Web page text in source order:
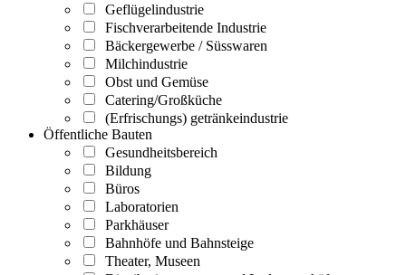
Geflügelindustrie
Fischverarbeitende Industrie
Bäckergewerbe / Süsswaren
Milchindustrie
Obst und Gemüse
Catering/Großküche
(Erfrischungs) getränkeindustrie
Öffentliche Bauten
Gesundheitsbereich
Bildung
Büros
Laboratorien
Parkhäuser
Bahnhöfe und Bahnsteige
Theater, Museen